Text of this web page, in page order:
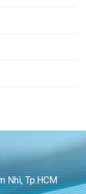
Nhì, Tp.HCM